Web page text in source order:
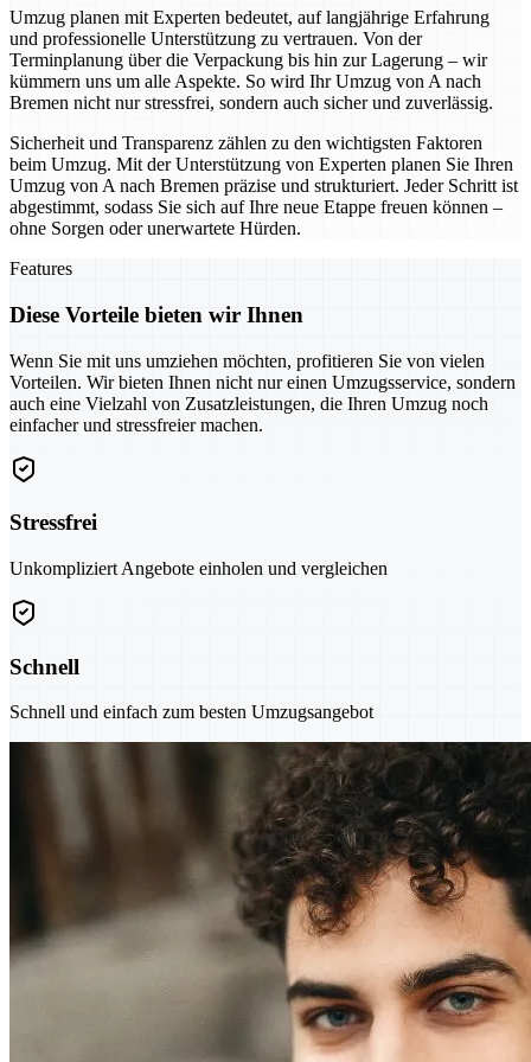
Umzug planen mit Experten bedeutet, auf langjährige Erfahrung
und professionelle Unterstützung zu vertrauen. Von der
Terminplanung über die Verpackung bis hin zur Lagerung – wir
kümmern uns um alle Aspekte. So wird Ihr Umzug von A nach
Bremen nicht nur stressfrei, sondern auch sicher und zuverlässig.
Sicherheit und Transparenz zählen zu den wichtigsten Faktoren
beim Umzug. Mit der Unterstützung von Experten planen Sie Ihren
Umzug von A nach Bremen präzise und strukturiert. Jeder Schritt ist
abgestimmt, sodass Sie sich auf Ihre neue Etappe freuen können –
ohne Sorgen oder unerwartete Hürden.
Features
Diese Vorteile bieten wir Ihnen
Wenn Sie mit uns umziehen möchten, profitieren Sie von vielen
Vorteilen. Wir bieten Ihnen nicht nur einen Umzugsservice, sondern
auch eine Vielzahl von Zusatzleistungen, die Ihren Umzug noch
einfacher und stressfreier machen.
Stressfrei
Unkompliziert Angebote einholen und vergleichen
Schnell
Schnell und einfach zum besten Umzugsangebot